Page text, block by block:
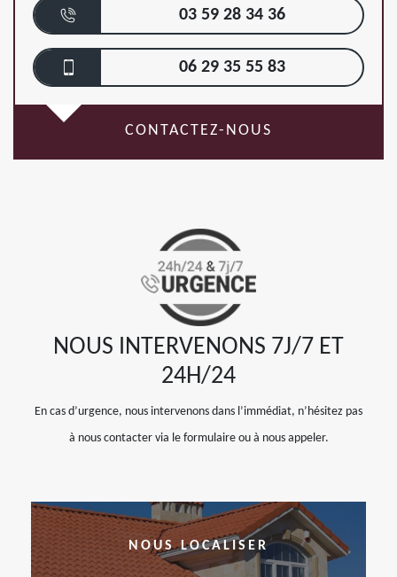
03 59 28 34 36
06 29 35 55 83
CONTACTEZ-NOUS
NOUS INTERVENONS 7J/7 ET
24H/24
En cas d’urgence, nous intervenons dans l’immédiat, n’hésitez pas
à nous contacter via le formulaire ou à nous appeler.
NOUS LOCALISER